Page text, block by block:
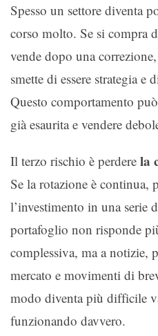
Spesso un settore diventa
corso molto. Se si compra
vende dopo una
smette di essere strategia e
Questo comportamento
già esaurita e vendere
Il terzo rischio è perdere la
Se la rotazione è continua,
l’investimento in una serie
portafoglio non risponde
complessiva, ma a notizie,
mercato e movimenti di
modo diventa più difficile
funzionando davvero.